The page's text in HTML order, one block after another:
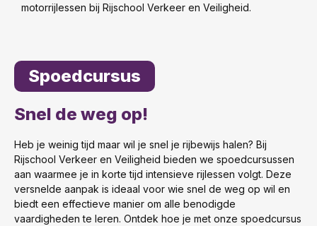
motorrijlessen bij Rijschool Verkeer en Veiligheid.
Spoedcursus
Snel de weg op!
Heb je weinig tijd maar wil je snel je rijbewijs halen? Bij
Rijschool Verkeer en Veiligheid bieden we spoedcursussen
aan waarmee je in korte tijd intensieve rijlessen volgt. Deze
versnelde aanpak is ideaal voor wie snel de weg op wil en
biedt een effectieve manier om alle benodigde
vaardigheden te leren. Ontdek hoe je met onze spoedcursus